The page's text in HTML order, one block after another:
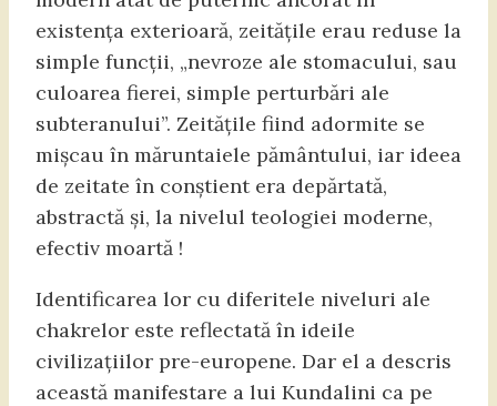
existența exterioară, zeitățile erau reduse la
simple funcții, „nevroze ale stomacului, sau
culoarea fierei, simple perturbări ale
subteranului”. Zeitățile fiind adormite se
mișcau în măruntaiele pământului, iar ideea
de zeitate în conștient era depărtată,
abstractă și, la nivelul teologiei moderne,
efectiv moartă !
Identificarea lor cu diferitele niveluri ale
chakrelor este reflectată în ideile
civilizațiilor pre-europene. Dar el a descris
această manifestare a lui Kundalini ca pe